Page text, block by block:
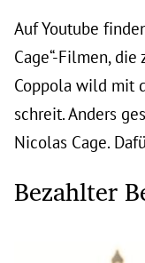
Auf Youtube
Cage“-Filmen,
Coppola wild mit
schreit. Anders
Nicolas Cage.
Bezahlter